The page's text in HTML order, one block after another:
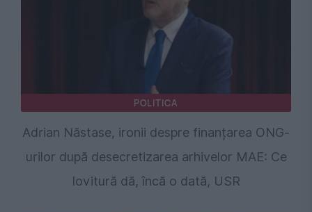
POLITICA
Adrian Năstase, ironii despre finanțarea ONG-
urilor după desecretizarea arhivelor MAE: Ce
lovitură dă, încă o dată, USR